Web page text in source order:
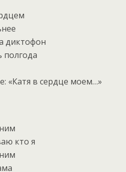
диктофон
полгода
«Катя в сердце моем…»
кто я